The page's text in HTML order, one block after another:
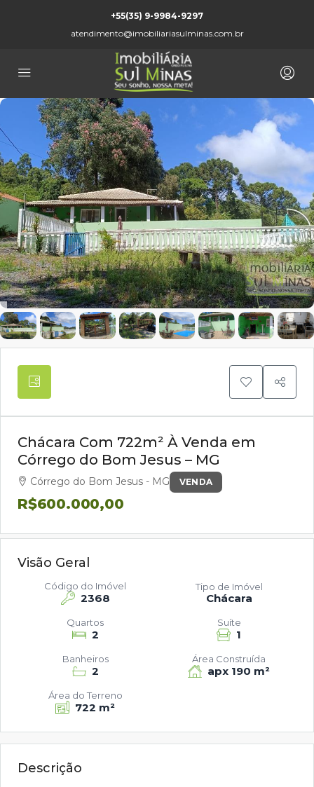
+55(35) 9-9984-9297
atendimento@imobiliariasulminas.com.br
VENDA
Chácara Com 722m² À Venda em
Córrego do Bom Jesus – MG
Córrego do Bom Jesus - MG
R$600.000,00
Visão Geral
2368
Código do Imóvel
Chácara
Tipo de Imóvel
2
Quartos
1
Suíte
2
Banheiros
apx 190 m²
Área Construída
722 m²
Área do Terreno
Descrição